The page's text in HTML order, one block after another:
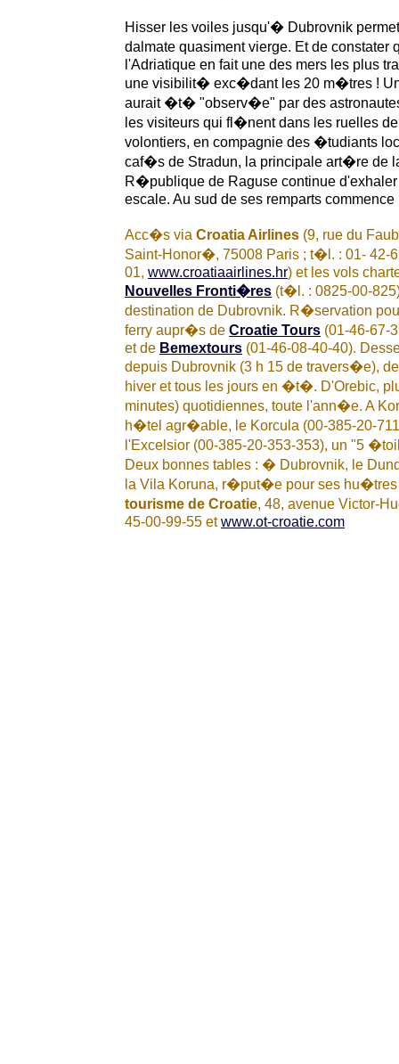
Hisser les voiles jusqu'� Dubrovnik
dalmate quasiment vierge. Et de
l'Adriatique en fait une des mers les plus
une visibilit� exc�dant les 20 m�tres !
aurait �t� "observ�e" par des
les visiteurs qui fl�nent dans les ruelles
volontiers, en compagnie des �tudiants
caf�s de Stradun, la principale art�re de
R�publique de Raguse continue
escale. Au sud de ses remparts commence
Acc�s via Croatia Airlines (9, rue du
Saint-Honor�, 75008 Paris ; t�l. : 01- 42-
01, www.croatiaairlines.hr) et les vols
Nouvelles Fronti�res (t�l. : 0825-00-
destination de Dubrovnik. R�servation
ferry aupr�s de Croatie Tours (01-46-67-
et de Bemextours (01-46-08-40-40).
depuis Dubrovnik (3 h 15 de travers�e),
hiver et tous les jours en �t�. D'Orebic,
minutes) quotidiennes, toute l'ann�e. A
h�tel agr�able, le Korcula (00-385-20-
l'Excelsior (00-385-20-353-353), un "5
Deux bonnes tables : � Dubrovnik, le
la Vila Koruna, r�put�e pour ses hu�tres
tourisme de Croatie, 48, avenue Victor-
45-00-99-55 etwww.ot-croatie.com